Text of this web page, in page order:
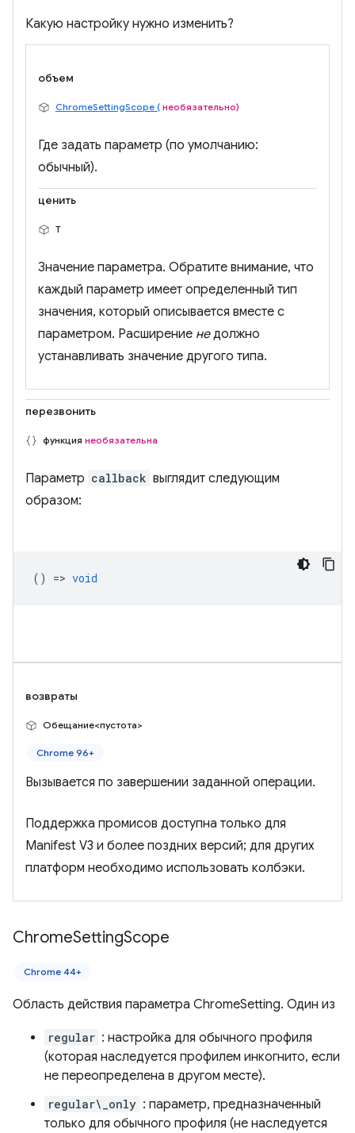
Какую настройку нужно изменить?
объем
ChromeSettingScope ( необязательно)
Где задать параметр (по умолчанию:
обычный).
ценить
Т
Значение параметра. Обратите внимание, что
каждый параметр имеет определенный тип
значения, который описывается вместе с
параметром. Расширение недолжно
устанавливать значение другого типа.
перезвонить
функция необязательна
Параметр callback выглядит следующим
образом:
() => void
возвраты
Обещание<пустота>
Chrome 96+
Вызывается по завершении заданной операции.
Поддержка промисов доступна только для
Manifest V3 и более поздних версий; для других
платформ необходимо использовать колбэки.
ChromeSettingScope
Chrome 44+
Область действия параметра ChromeSetting. Один из
regular : настройка для обычного профиля
(которая наследуется профилем инкогнито, если
не переопределена в другом месте).
regular\_only : параметр, предназначенный
только для обычного профиля (не наследуется